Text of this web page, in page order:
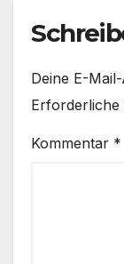
Deine E-
Erforderliche
Kommentar *